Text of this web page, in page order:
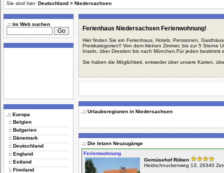
Sie sind hier: Deutschland > Niedersachsen
.:: Im Web suchen
.:: Europa
:: Belgien
:: Bulgarien
:: Dänemark
:: Deutschland
:: England
:: Estland
:: Finnland
Ferienhaus Niedersachsen Ferienwohnung!
Hier finden Sie ein Ferienhaus, Hotels, Pensionen,
Preiskategorien!! Von dem kleinen Zimmer, bis zur 5 Sterne
Inseln, über Dresden bis nach München.Für jeden bestimmt
Sie haben die Möglichkeit, entweder über unsere Karten,
.:: Urlaubsregionen in Niedersachsen
.:: Die letzen Neuzugänge
Ferienwohnung
Gemüsehof Röben
Heidschnuckenweg 13, 26340